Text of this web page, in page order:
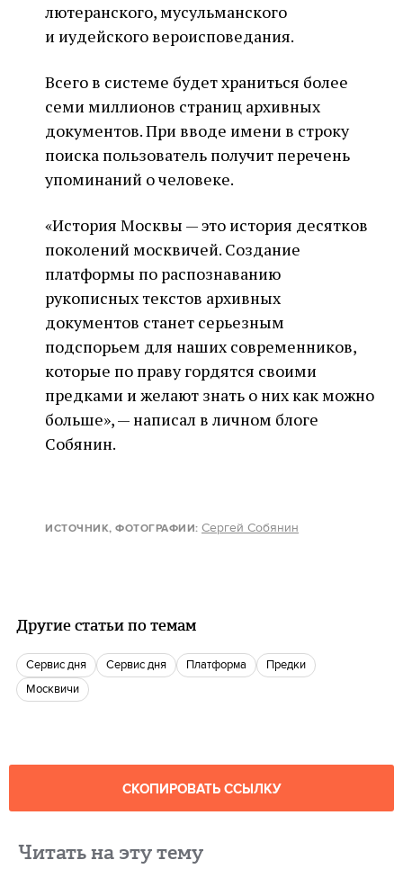
лютеранского, мусульманского
и иудейского вероисповедания.
Всего в системе будет храниться более
семи миллионов страниц архивных
документов. При вводе имени в строку
поиска пользователь получит перечень
упоминаний о человеке.
«История Москвы — это история десятков
поколений москвичей. Создание
платформы по распознаванию
рукописных текстов архивных
документов станет серьезным
подспорьем для наших современников,
которые по праву гордятся своими
предками и желают знать о них как можно
больше», — написал в личном блоге
Собянин.
ИСТОЧНИК, ФОТОГРАФИИ: Сергей Собянин
Другие статьи по темам
сервис дня сервис дня Платформа
Предки
Москвичи
СКОПИРОВАТЬ ССЫЛКУ
Читать на эту тему